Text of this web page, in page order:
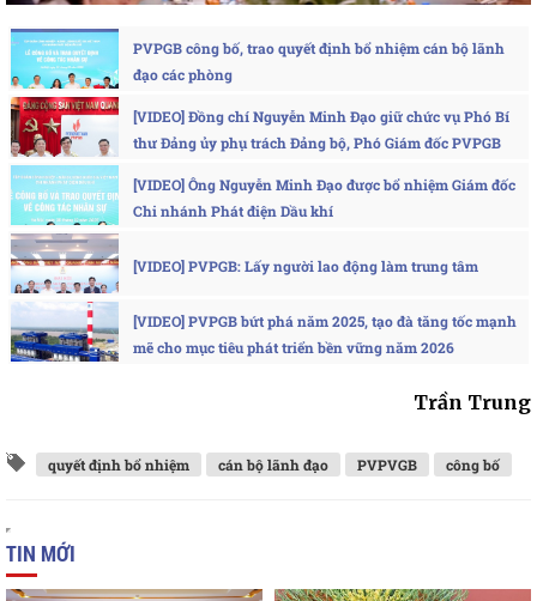
PVPGB công bố, trao quyết định bổ nhiệm cán bộ lãnh
đạo các phòng
[VIDEO] Đồng chí Nguyễn Minh Đạo giữ chức vụ Phó Bí
thư Đảng ủy phụ trách Đảng bộ, Phó Giám đốc PVPGB
[VIDEO] Ông Nguyễn Minh Đạo được bổ nhiệm Giám đốc
Chi nhánh Phát điện Dầu khí
[VIDEO] PVPGB: Lấy người lao động làm trung tâm
[VIDEO] PVPGB bứt phá năm 2025, tạo đà tăng tốc mạnh
mẽ cho mục tiêu phát triển bền vững năm 2026
Trần Trung
quyết định bổ nhiệm cán bộ lãnh đạo PVPVGB công bố
TIN MỚI